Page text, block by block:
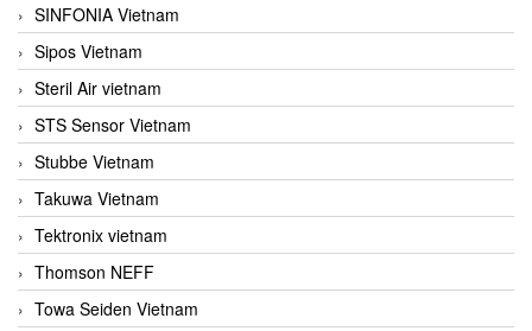
SINFONIA Vietnam
Sipos Vietnam
Steril Air vietnam
STS Sensor Vietnam
Stubbe Vietnam
Takuwa Vietnam
Tektronix vietnam
Thomson NEFF
Towa Seiden Vietnam